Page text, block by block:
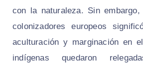
con la naturaleza. Sin
colonizadores europeos
aculturación y marginación en
indígenas quedaron